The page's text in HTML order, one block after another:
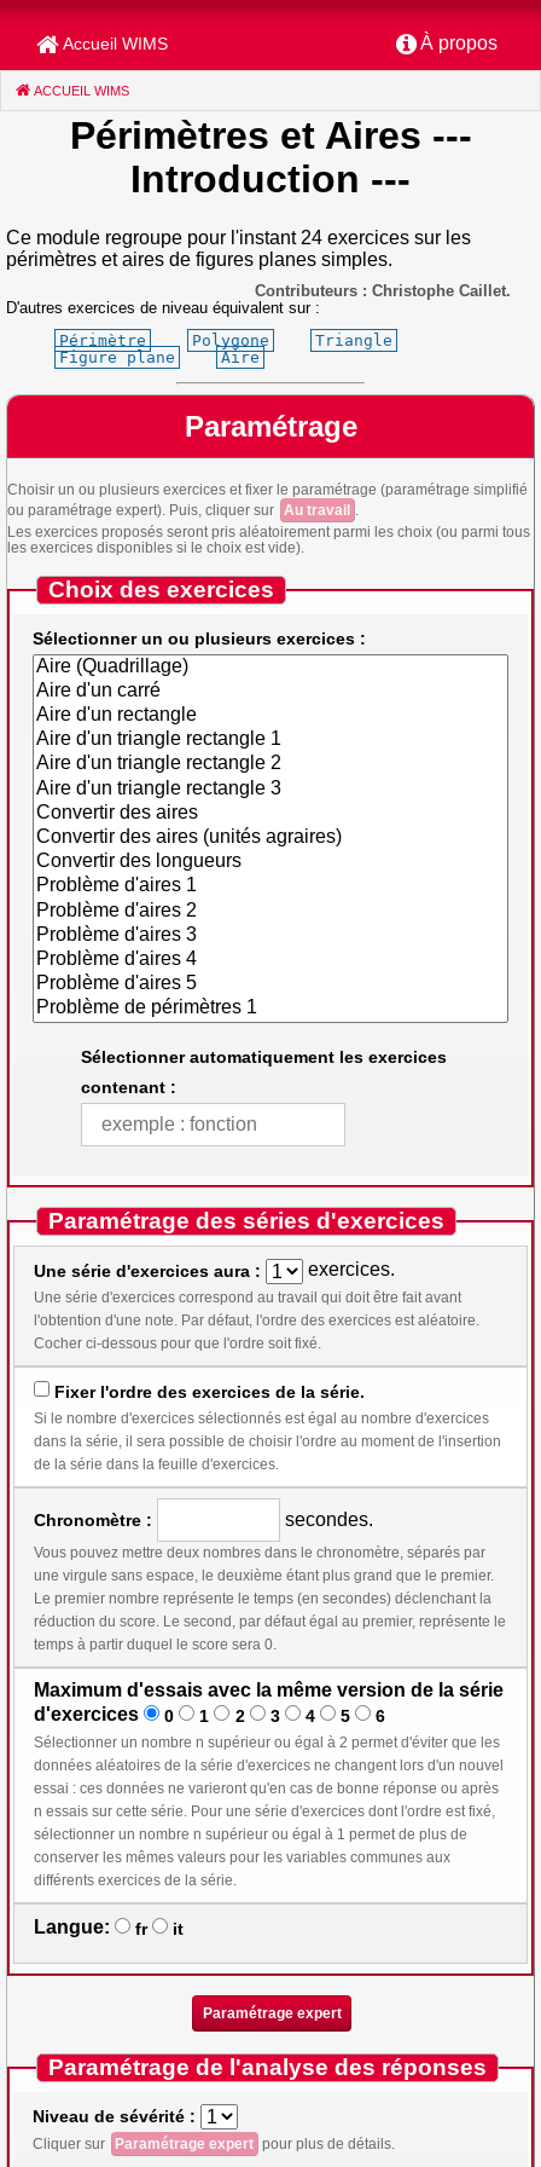
Accueil WIMS À propos
ACCUEIL WIMS
Périmètres et Aires ---
Introduction ---
Ce module regroupe pour l'instant 24 exercices sur les
périmètres et aires de figures planes simples.
Contributeurs : Christophe Caillet.
D'autres exercices de niveau équivalent sur :
Périmètre
Polygone
Triangle
Figure plane
Aire
Paramétrage
Choisir un ou plusieurs exercices et fixer le paramétrage (paramétrage simplifié
ou paramétrage expert). Puis, cliquer sur
Au travail
Les exercices proposés seront pris aléatoirement parmi les choix (ou parmi tous
les exercices disponibles si le choix est vide).
Choix des exercices
Sélectionner un ou plusieurs exercices :
Sélectionner automatiquement les exercices
contenant :
Paramétrage des séries d'exercices
Une série d'exercices aura : exercices.
Une série d'exercices correspond au travail qui doit être fait avant
l'obtention d'une note. Par défaut, l'ordre des exercices est aléatoire.
Cocher ci-dessous pour que l'ordre soit fixé.
Fixer l'ordre des exercices de la série.
Si le nombre d'exercices sélectionnés est égal au nombre d'exercices
dans la série, il sera possible de choisir l'ordre au moment de l'insertion
de la série dans la feuille d'exercices.
Chronomètre : secondes.
Vous pouvez mettre deux nombres dans le chronomètre, séparés par
une virgule sans espace, le deuxième étant plus grand que le premier.
Le premier nombre représente le temps (en secondes) déclenchant la
réduction du score. Le second, par défaut égal au premier, représente le
temps à partir duquel le score sera 0.
Maximum d'essais avec la même version de la série
d'exercices
0 1 2 3 4 5 6
Sélectionner un nombre n supérieur ou égal à 2 permet d'éviter que les
données aléatoires de la série d'exercices ne changent lors d'un nouvel
essai : ces données ne varieront qu'en cas de bonne réponse ou après
n essais sur cette série. Pour une série d'exercices dont l'ordre est fixé,
sélectionner un nombre n supérieur ou égal à 1 permet de plus de
conserver les mêmes valeurs pour les variables communes aux
différents exercices de la série.
Langue: fr it
Paramétrage expert
Paramétrage de l'analyse des réponses
Niveau de sévérité :
Cliquer sur Paramétrage expert pour plus de détails.